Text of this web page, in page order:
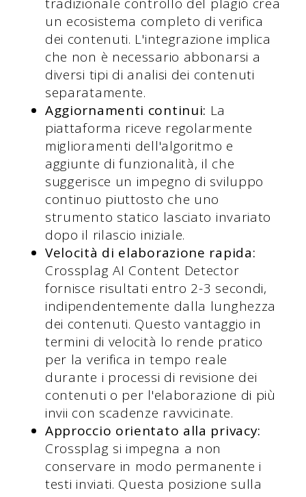
un ecosistema completo di verifica
dei contenuti. L'integrazione implica
che non è necessario abbonarsi a
diversi tipi di analisi dei contenuti
separatamente.
Aggiornamenti continui: La
piattaforma riceve regolarmente
miglioramenti dell'algoritmo e
aggiunte di funzionalità, il che
suggerisce un impegno di sviluppo
continuo piuttosto che uno
strumento statico lasciato invariato
dopo il rilascio iniziale.
Velocità di elaborazione rapida:
Crossplag AI Content Detector
fornisce risultati entro 2-3 secondi,
indipendentemente dalla lunghezza
dei contenuti. Questo vantaggio in
termini di velocità lo rende pratico
per la verifica in tempo reale
durante i processi di revisione dei
contenuti o per l'elaborazione di più
invii con scadenze ravvicinate.
Approccio orientato alla privacy:
Crossplag si impegna a non
conservare in modo permanente i
testi inviati. Questa posizione sulla